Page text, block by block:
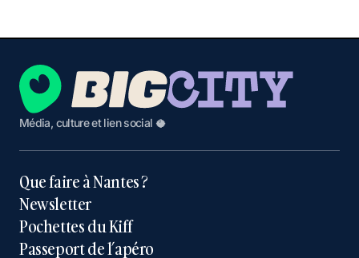
Média, culture et lien social 🥥
Que faire à Nantes ?
Newsletter
Pochettes du Kiff
Passeport de l’apéro